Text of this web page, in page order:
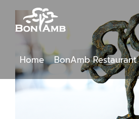
content
Home BonAmb Restaurant